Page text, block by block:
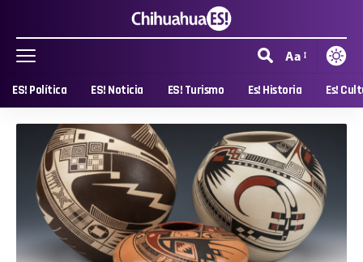
Aa
ES! Política ES! Noticia ES! Turismo Es! Historia Es!